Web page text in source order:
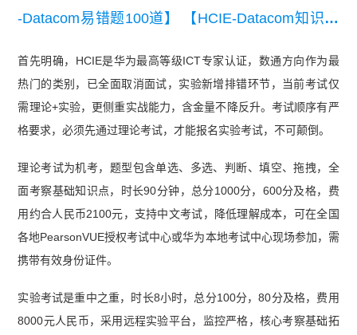
-Datacom易错题100道】
【HCIE-Datacom知识点
首先明确，HCIE是华为最高等级ICT专家认证，数通方向作为最
热门的类别，已全面取消面试，实验新增排错环节，当前考试仅
需理论+实验，更侧重实战能力，含金量不降反升。考试顺序有严
格要求，必须先通过理论考试，才能报名实验考试，不可颠倒。
理论考试为机考，题型包含单选、多选、判断、填空、拖拽，全
面考察基础知识点，时长90分钟，总分1000分，600分及格，费
用约合人民币2100元，支持中文考试，降低理解成本，可在全国
各地PearsonVUE授权考试中心或华为本地考试中心现场参加，需
携带有效身份证件。
实验考试是重中之重，时长8小时，总分100分，80分及格，费用
8000元人民币，采用远程实验平台，监控严格，核心考察基础拓